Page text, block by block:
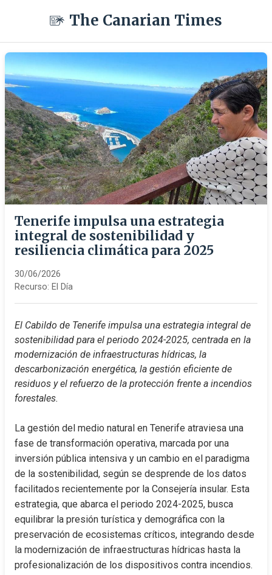
The Canarian Times
Tenerife impulsa una estrategia
integral de sostenibilidad y
resiliencia climática para 2025
30/06/2026
Recurso: El Día
El Cabildo de Tenerife impulsa una estrategia integral de
sostenibilidad para el periodo 2024-2025, centrada en la
modernización de infraestructuras hídricas, la
descarbonización energética, la gestión eficiente de
residuos y el refuerzo de la protección frente a incendios
forestales.
La gestión del medio natural en Tenerife atraviesa una
fase de transformación operativa, marcada por una
inversión pública intensiva y un cambio en el paradigma
de la sostenibilidad, según se desprende de los datos
facilitados recientemente por la Consejería insular. Esta
estrategia, que abarca el periodo 2024-2025, busca
equilibrar la presión turística y demográfica con la
preservación de ecosistemas críticos, integrando desde
la modernización de infraestructuras hídricas hasta la
profesionalización de los dispositivos contra incendios.